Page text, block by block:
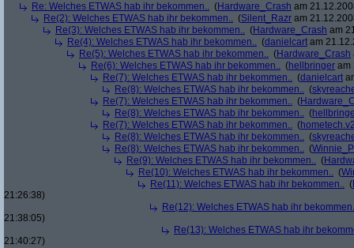
Re: Welches ETWAS hab ihr bekommen.. (Hardware_Crash am
Re(2): Welches ETWAS hab ihr bekommen.. (Silent_Razr am
Re(3): Welches ETWAS hab ihr bekommen.. (Hardware_Crash am
Re(4): Welches ETWAS hab ihr bekommen.. (danielcart am
Re(5): Welches ETWAS hab ihr bekommen.. (Hardware_Crash
Re(6): Welches ETWAS hab ihr bekommen.. (hellbringer am
Re(7): Welches ETWAS hab ihr bekommen.. (danielcart
Re(8): Welches ETWAS hab ihr bekommen.. (
Re(7): Welches ETWAS hab ihr bekommen.. (
Re(8): Welches ETWAS hab ihr bekommen.. (
Re(7): Welches ETWAS hab ihr bekommen.. (
Re(8): Welches ETWAS hab ihr bekommen.. (
Re(8): Welches ETWAS hab ihr bekommen.. (
Re(9): Welches ETWAS hab ihr bekommen.. (
Re(10): Welches ETWAS hab ihr bekommen.. (
Re(11): Welches ETWAS hab ihr bekommen.. (
21:26:38)
Re(12): Welches ETWAS hab ihr
21:38:05)
Re(13): Welches ETWAS hab ihr
21:40:27)